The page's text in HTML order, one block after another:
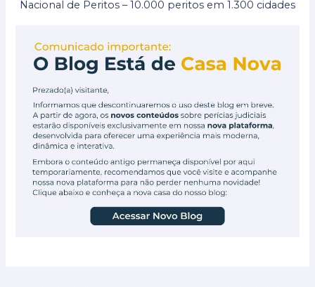
Nacional de Peritos – 10.000 peritos em 1.300 cidades